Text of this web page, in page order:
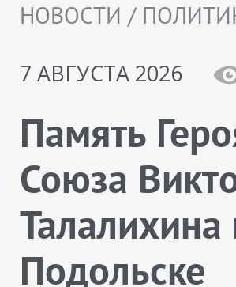
НОВОСТИ /
7 АВГУСТА 2026
Память
Союза
Подольске